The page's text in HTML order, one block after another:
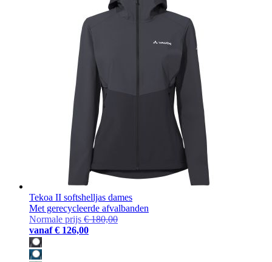
Tekoa II softshelljas dames
Met gerecycleerde afvalbanden
Normale prijs € 180,00
vanaf € 126,00